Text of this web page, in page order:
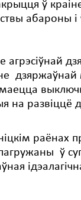
ў
абароны і
агрэсіўнай
на развіццё
раёнах
пагружаны ў